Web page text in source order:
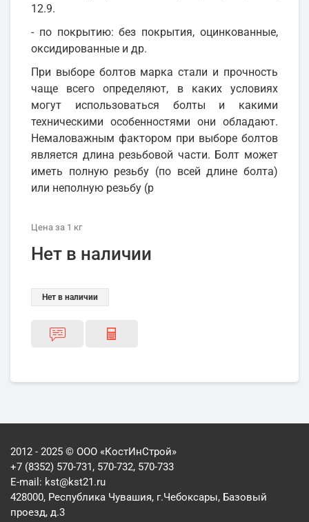
12.9.
- по покрытию: без покрытия, оцинкованные,
оксидированные и др.
При выборе болтов марка стали и прочность
чаще всего определяют, в каких условиях
могут использоваться болты и какими
техническими особенностями они обладают.
Немаловажным фактором при выборе болтов
является длина резьбовой части. Болт может
иметь полную резьбу (по всей длине болта)
или неполную резьбу (р
Цена за 1 кг
Нет в наличии
Нет в наличии
2012 - 2025 © ООО «КостИнСтрой»
+7 (8352) 570-731, 570-732, 570-733
E-mail: kst@kst21.ru
428000, Республика Чувашия, г.Чебоксары, Базовый
проезд, д.3